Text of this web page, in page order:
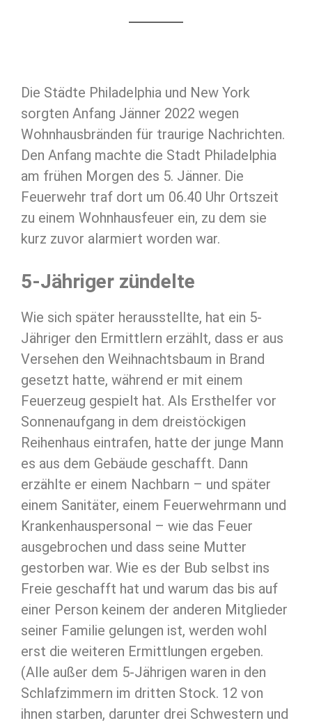
Die Städte Philadelphia und New York
sorgten Anfang Jänner 2022 wegen
Wohnhausbränden für traurige Nachrichten.
Den Anfang machte die Stadt Philadelphia
am frühen Morgen des 5. Jänner. Die
Feuerwehr traf dort um 06.40 Uhr Ortszeit
zu einem Wohnhausfeuer ein, zu dem sie
kurz zuvor alarmiert worden war.
5-Jähriger zündelte
Wie sich später herausstellte, hat ein 5-
Jähriger den Ermittlern erzählt, dass er aus
Versehen den Weihnachtsbaum in Brand
gesetzt hatte, während er mit einem
Feuerzeug gespielt hat. Als Ersthelfer vor
Sonnenaufgang in dem dreistöckigen
Reihenhaus eintrafen, hatte der junge Mann
es aus dem Gebäude geschafft. Dann
erzählte er einem Nachbarn – und später
einem Sanitäter, einem Feuerwehrmann und
Krankenhauspersonal – wie das Feuer
ausgebrochen und dass seine Mutter
gestorben war. Wie es der Bub selbst ins
Freie geschafft hat und warum das bis auf
einer Person keinem der anderen Mitglieder
seiner Familie gelungen ist, werden wohl
erst die weiteren Ermittlungen ergeben.
(Alle außer dem 5-Jährigen waren in den
Schlafzimmern im dritten Stock. 12 von
ihnen starben, darunter drei Schwestern und